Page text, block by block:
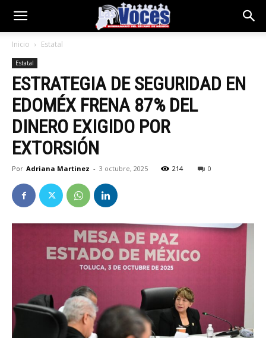
Inicio Estatal
Estatal
ESTRATEGIA DE SEGURIDAD EN
EDOMÉX FRENA 87% DEL
DINERO EXIGIDO POR
EXTORSIÓN
Por Adriana Martinez - 3 octubre, 2025 214 0